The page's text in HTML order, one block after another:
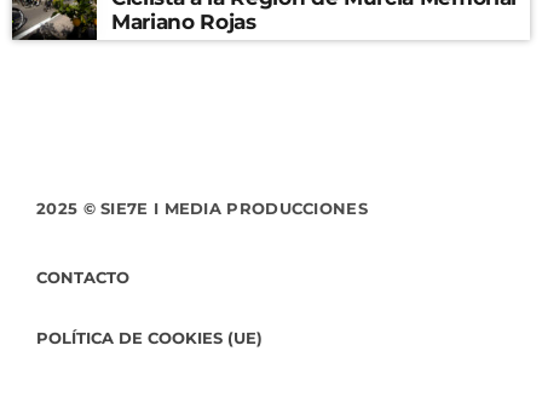
Mariano Rojas
2025 © SIE7E I MEDIA PRODUCCIONES
CONTACTO
POLÍTICA DE COOKIES (UE)